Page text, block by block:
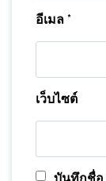
อีเมล *
เว็บไซต์